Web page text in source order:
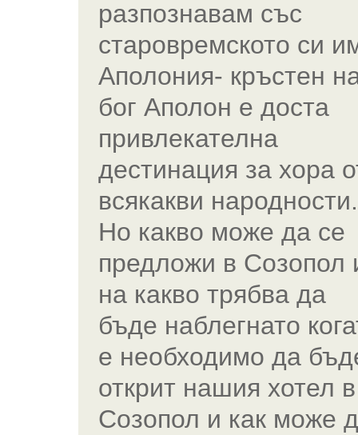
разпознавам със
старовремското си
Аполония- кръстен
бог Аполон е доста
привлекателна
дестинация за хора
всякакви народности.
Но какво може да се
предложи в Созопол
на какво трябва да
бъде наблегнато
е необходимо да
открит нашия хотел в
Созопол и как може